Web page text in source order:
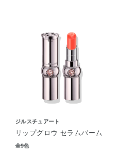
ジルスチュアート
リップグロウ セラムバーム
全9色